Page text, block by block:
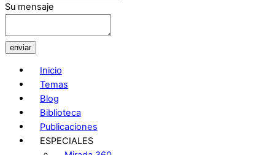
Su mensaje
enviar
Inicio
Temas
Blog
Biblioteca
Publicaciones
ESPECIALES